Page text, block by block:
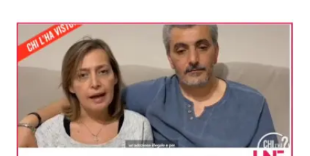
Chi siamo
Disclaimer e Privacy